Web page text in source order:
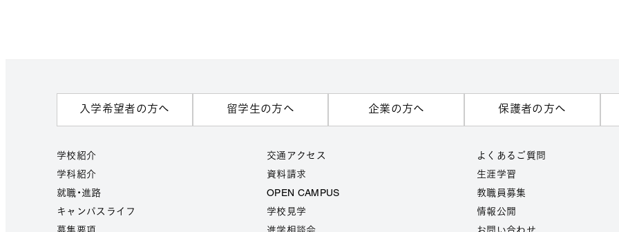
入学希望者の方へ 留学生の方へ 企業の方へ 保護者の方へ
学校紹介
学科紹介
就職・進路
キャンパスライフ
交通アクセス
資料請求
OPEN CAMPUS
学校見学
よくあるご質問
生涯学習
教職員募集
情報公開